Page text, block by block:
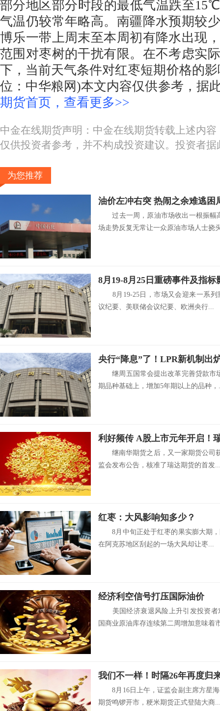
部分地区部分时段的最低气温跌至
气温仍较常年略高。南疆降水预期较
博乐一带上周末至本周初有降水出现
范围对枣树的干扰有限。在不考虑实
下，当前天气条件对红枣短期价格的
位：中华粮网)本文内容仅供参考，据
期货首页，查看更多>>
中金在线期货声明：中金在线期货转载上述内
仅供投资者参考，并不构成投资建议。投资者
为您推荐
油价左冲右突 热闹之余难逃困
过去一周，原油市场收出一根振幅
场走势反复无常让一众原油市场人士挠
8月19-8月25日重磅事件及指标
8月19-25日，市场又会迎来一系列
议纪要、美联储会议纪要、欧洲央行...
央行“降息”了！LPR新机制出
继周五国常会提出改革完善贷款市
期品种基础上，增加5年期以上的品种，
继南华期货之后，又一家期货公
监会发布公告，核准了瑞达期货的首发
红枣：大风影响知多少？
8月中旬正处于红枣的果实膨大期，
在阿克苏地区刮起的一场大风却让枣...
经济利空信号打压国际油价
美国经济衰退风险上升引发投资者
国商业原油库存连续第二周增加意味着
8月16日上午，证监会副主席方星海
期货鸣锣开市，粳米期货正式登陆大商